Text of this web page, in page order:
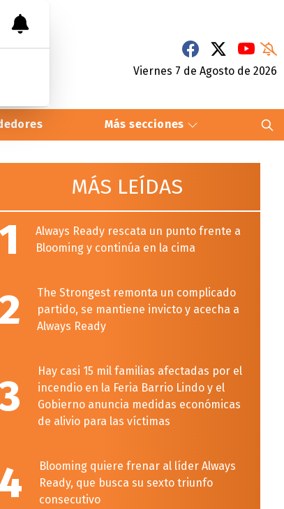
Viernes 7 de Agosto de 2026
Más secciones
MÁS LEÍDAS
1
Always Ready rescata un punto frente a
Blooming y continúa en la cima
The Strongest remonta un complicado
partido, se mantiene invicto y acecha a
Always Ready
Hay casi 15 mil familias afectadas por el
incendio en la Feria Barrio Lindo y el
Gobierno anuncia medidas económicas
de alivio para las víctimas
4
Blooming quiere frenar al líder Always
Ready, que busca su sexto triunfo
consecutivo